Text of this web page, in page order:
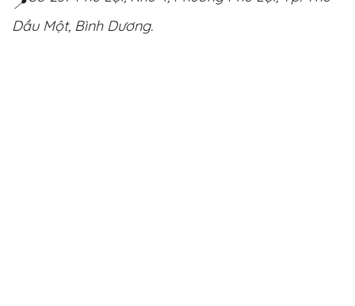
Dầu Một, Bình Dương.